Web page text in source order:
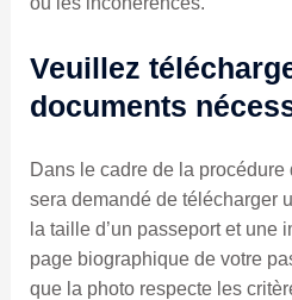
Veuillez
documents
Dans le cadre de la
sera demandé de télécharger
la taille d’un passeport et une
page biographique de votre
que la photo respecte les